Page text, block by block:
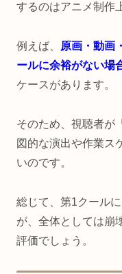
するのはアニメ制作
例えば、
原画・動画
ールに余裕がない場
ケースがあります。
そのため、視聴者が
図的な演出や作業ス
いのです。
総じて、第1クール
が、全体としては崩
評価でしょう。